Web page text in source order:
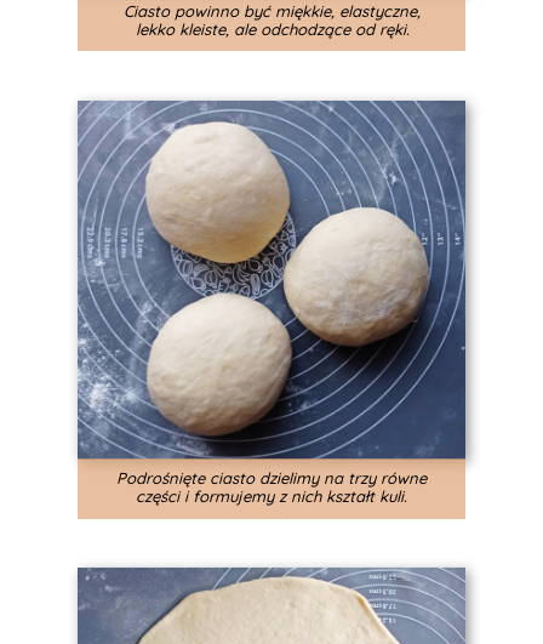
Podrośnięte ciasto dzielimy na trzy równe
części i formujemy z nich kształt kuli.
Ciasto powinno być miękkie, elastyczne,
lekko kleiste, ale odchodzące od ręki.